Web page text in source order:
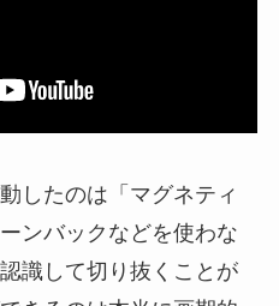
したのは「マグネティ
ンバックなどを使わな
識して切り抜くことが